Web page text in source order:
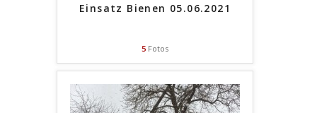
Einsatz Bienen 05.06.2021
5Fotos